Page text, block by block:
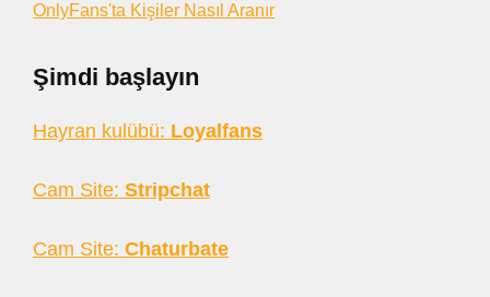
OnlyFans'ta Kişiler Nasıl Aranır
Şimdi başlayın
Hayran kulübü: Loyalfans
Cam Site: Stripchat
Cam Site: Chaturbate